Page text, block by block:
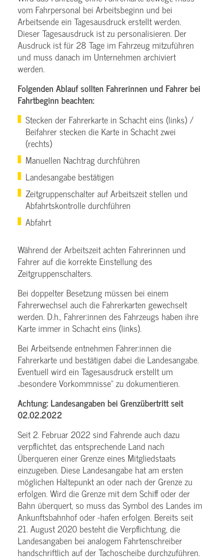
vom Fahrpersonal bei Arbeitsbeginn und bei
Arbeitsende ein Tagesausdruck erstellt werden.
Dieser Tagesausdruck ist zu personalisieren. Der
Ausdruck ist für 28 Tage im Fahrzeug mitzuführen
und muss danach im Unternehmen archiviert
werden.
Folgenden Ablauf sollten Fahrerinnen und Fahrer bei
Fahrtbeginn beachten:
Stecken der Fahrerkarte in Schacht eins (links) /
Beifahrer stecken die Karte in Schacht zwei
(rechts)
Manuellen Nachtrag durchführen
Landesangabe bestätigen
Zeitgruppenschalter auf Arbeitszeit stellen und
Abfahrtskontrolle durchführen
Abfahrt
Während der Arbeitszeit achten Fahrerinnen und
Fahrer auf die korrekte Einstellung des
Zeitgruppenschalters.
Bei doppelter Besetzung müssen bei einem
Fahrerwechsel auch die Fahrerkarten gewechselt
werden. D.h., Fahrer:innen des Fahrzeugs haben ihre
Karte immer in Schacht eins (links).
Bei Arbeitsende entnehmen Fahrer:innen die
Fahrerkarte und bestätigen dabei die Landesangabe.
Eventuell wird ein Tagesausdruck erstellt um
„besondere Vorkommnisse“ zu dokumentieren.
Achtung: Landesangaben bei Grenzübertritt seit
02.02.2022
Seit 2. Februar 2022 sind Fahrende auch dazu
verpflichtet, das entsprechende Land nach
Überqueren einer Grenze eines Mitgliedstaats
einzugeben. Diese Landesangabe hat am ersten
möglichen Haltepunkt an oder nach der Grenze zu
erfolgen. Wird die Grenze mit dem Schiff oder der
Bahn überquert, so muss das Symbol des Landes im
Ankunftsbahnhof oder -hafen erfolgen. Bereits seit
21. August 2020 besteht die Verpflichtung, die
Landesangaben bei analogem Fahrtenschreiber
handschriftlich auf der Tachoscheibe durchzuführen.